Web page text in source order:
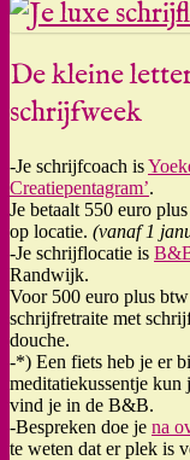
De kleine
schrijfweek
-Je schrijfcoach is
Creatiepentagram’.
Je betaalt 550 euro
op locatie. (vanaf 1
-Je schrijflocatie is
Randwijk.
Voor 500 euro plus
schrijfretraite met
douche.
-*) Een fiets heb je er
meditatiekussentje
vind je in de B&B.
-Bespreken doe je na
te weten dat er plek is